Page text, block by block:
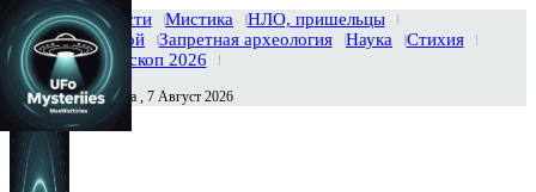
Главная Новости Мистика
НЛО, пришельцы
Тайны вселенной
Запретная археология Наука
Стихия
История
Гороскоп 2026
Сегодня Пятница , 7 Август 2026